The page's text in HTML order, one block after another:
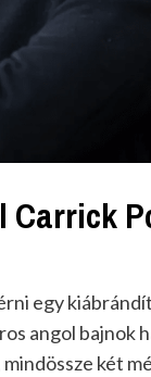
Carrick
egy
angol bajnok
két